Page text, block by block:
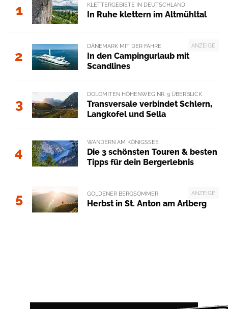
1 KLETTERGEBIETE IN DEUTSCHLAND
In Ruhe klettern im Altmühltal
2
ANZEIGE
DÄNEMARK MIT DER FÄHRE
In den Campingurlaub mit
Scandlines
3
DOLOMITEN HÖHENWEG NR. 9 ÜBERBLICK
Transversale verbindet Schlern,
Langkofel und Sella
4
WANDERN AM KÖNIGSSEE
Die 3 schönsten Touren & besten
Tipps für dein Bergerlebnis
5 ANZEIGE
GOLDENER BERGSOMMER
Herbst in St. Anton am Arlberg